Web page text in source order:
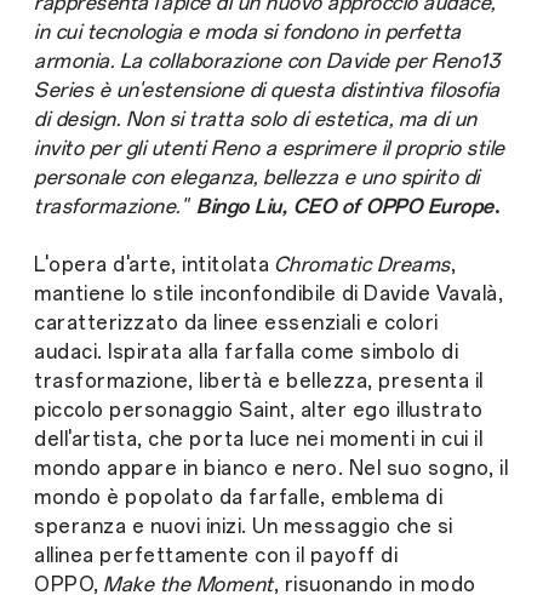
in cui tecnologia e moda si fondono in perfetta
armonia. La collaborazione con Davide per Reno13
Series è un'estensione di questa distintiva filosofia
di design. Non si tratta solo di estetica, ma di un
invito per gli utenti Reno a esprimere il proprio stile
personale con eleganza, bellezza e uno spirito di
trasformazione." Bingo Liu, CEO of OPPO Europe.
L'opera d'arte, intitolata Chromatic Dreams,
mantiene lo stile inconfondibile di Davide Vavalà,
caratterizzato da linee essenziali e colori
audaci. Ispirata alla farfalla come simbolo di
trasformazione, libertà e bellezza, presenta il
piccolo personaggio Saint, alter ego illustrato
dell'artista, che porta luce nei momenti in cui il
mondo appare in bianco e nero. Nel suo sogno, il
mondo è popolato da farfalle, emblema di
speranza e nuovi inizi. Un messaggio che si
allinea perfettamente con il payoff di
OPPO, Make the Moment, risuonando in modo